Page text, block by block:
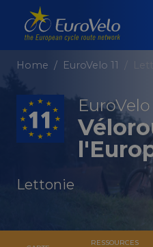
Home EuroVelo 11
EuroVelo
Lettonie
RESSOURCES